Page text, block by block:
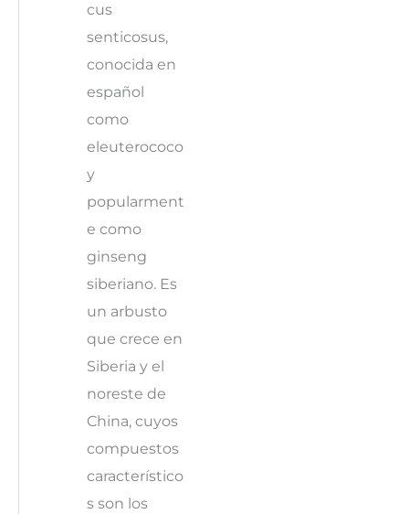
cus
senticosus,
conocida en
español
como
eleuterococo
y
popularment
e como
ginseng
siberiano. Es
un arbusto
que crece en
Siberia y el
noreste de
China, cuyos
compuestos
característico
s son los